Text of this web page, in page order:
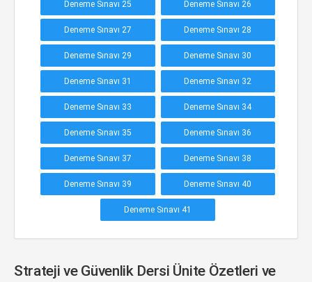
Deneme Sınavı 25 Deneme Sınavı 26
Deneme Sınavı 27 Deneme Sınavı 28
Deneme Sınavı 29 Deneme Sınavı 30
Deneme Sınavı 31 Deneme Sınavı 32
Deneme Sınavı 33 Deneme Sınavı 34
Deneme Sınavı 35 Deneme Sınavı 36
Deneme Sınavı 37 Deneme Sınavı 38
Deneme Sınavı 39 Deneme Sınavı 40
Deneme Sınavı 41
Strateji ve Güvenlik Dersi Ünite Özetleri ve